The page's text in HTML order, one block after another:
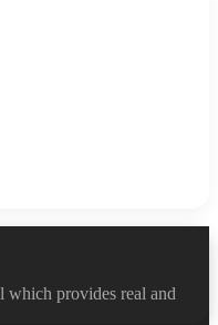
which provides real and